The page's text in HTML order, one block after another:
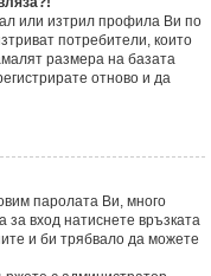
или изтрил профила Ви по
потребители, които
размера на базата
отново и да
паролата Ви, много
вход натиснете връзката
и би трябвало да можете